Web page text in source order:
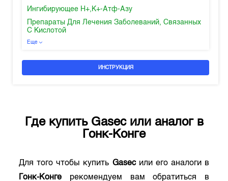
Ингибирующее H+,K+-Атф-Азу
Препараты Для Лечения Заболеваний, Связанных
С Кислотой
Еще
ИНСТРУКЦИЯ
Где купить Gasecили аналог в
Гонк-Конге
Для того чтобы купить Gasecили его аналоги в
Гонк-Конге рекомендуем вам обратиться в